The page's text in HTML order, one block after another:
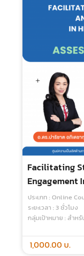
Developing
Curriculum
ประเภท : Online
ระยะเวลา : 14 ชั่วโมง
3,000.00 บ.